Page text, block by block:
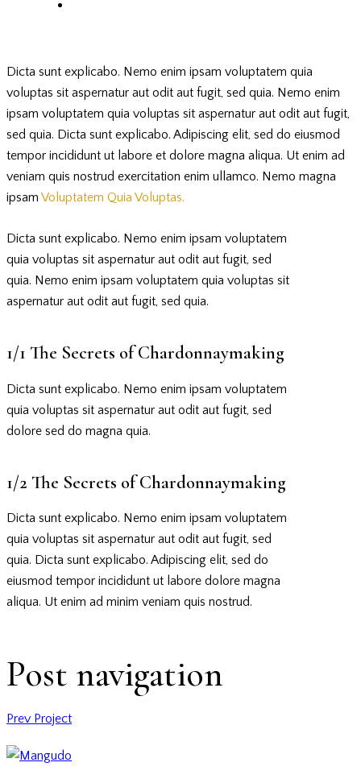
Dicta sunt explicabo. Nemo enim ipsam voluptatem quia
voluptas sit aspernatur aut odit aut fugit, sed quia. Nemo enim
ipsam voluptatem quia voluptas sit aspernatur aut odit aut fugit,
sed quia. Dicta sunt explicabo. Adipiscing elit, sed do eiusmod
tempor incididunt ut labore et dolore magna aliqua. Ut enim ad
veniam quis nostrud exercitation enim ullamco. Nemo magna
ipsam Voluptatem Quia Voluptas.
Dicta sunt explicabo. Nemo enim ipsam voluptatem
quia voluptas sit aspernatur aut odit aut fugit, sed
quia. Nemo enim ipsam voluptatem quia voluptas sit
aspernatur aut odit aut fugit, sed quia.
1/1 The Secrets of Chardonnaymaking
Dicta sunt explicabo. Nemo enim ipsam voluptatem
quia voluptas sit aspernatur aut odit aut fugit, sed
dolore sed do magna quia.
1/2 The Secrets of Chardonnaymaking
Dicta sunt explicabo. Nemo enim ipsam voluptatem
quia voluptas sit aspernatur aut odit aut fugit, sed
quia. Dicta sunt explicabo. Adipiscing elit, sed do
eiusmod tempor incididunt ut labore dolore magna
aliqua. Ut enim ad minim veniam quis nostrud.
Post navigation
Prev Project